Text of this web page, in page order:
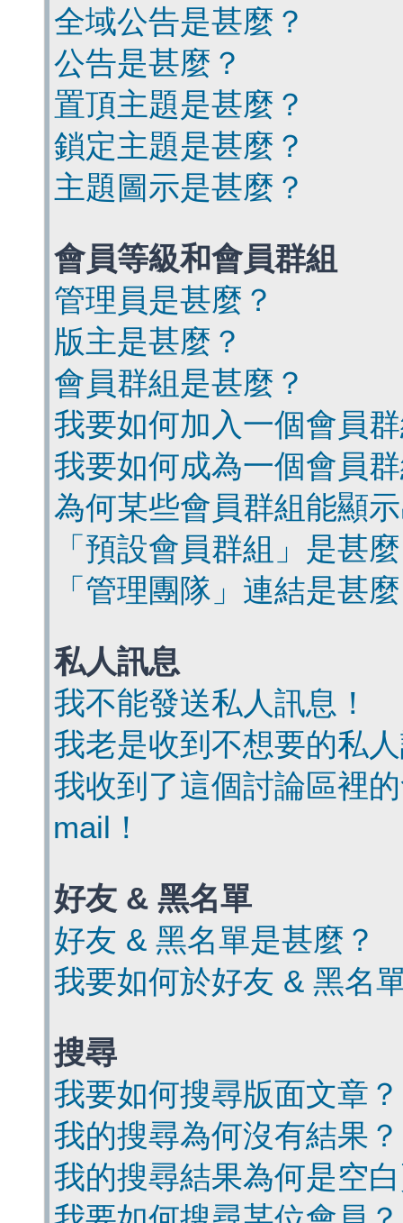
全域公告是甚麼？
公告是甚麼？
置頂主題是甚麼？
鎖定主題是甚麼？
主題圖示是甚麼？
會員等級和會員群組
管理員是甚麼？
版主是甚麼？
會員群組是甚麼？
我要如何加入一個會員
我要如何成為一個會員
為何某些會員群組能顯
「預設會員群組」是甚
「管理團隊」連結是甚
私人訊息
我不能發送私人訊息！
我老是收到不想要的私
我收到了這個討論區裡
mail！
好友 & 黑名單
好友 & 黑名單是甚麼？
我要如何於好友 & 黑名
搜尋
我要如何搜尋版面文章？
我的搜尋為何沒有結果？
我的搜尋結果為何是空